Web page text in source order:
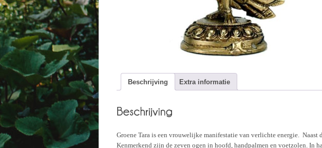
Beschrijving Extra informatie
Groene Tara is een vrouwelijke manifestatie van verlichte energie.
Kenmerkend zijn de zeven ogen in hoofd, handpalmen en voetzolen. In